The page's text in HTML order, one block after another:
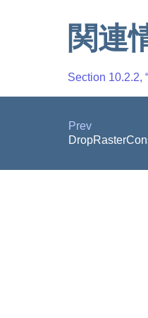
関連
Section 10.2.2,
Prev